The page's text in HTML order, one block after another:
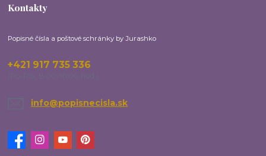
Kontakty
Popisné čísla a poštové schránky by Jurashko
+421 917 735 336
info@popisnecisla.sk